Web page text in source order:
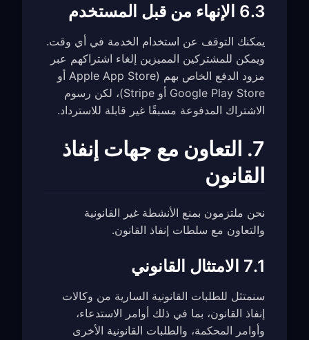
6.3 الإنهاء من قبل المستخدم
يمكنك التوقف عن استخدام الخدمة في أي وقت.
ويمكن للمشتركين المميزين إلغاء اشتراكهم عبر
مزود الدفع الخاص بهم (Apple App Store أو
Google Play Store أو Stripe)، لكن رسوم
الاشتراك المدفوعة مسبقًا غير قابلة للاسترداد.
7. التعاون مع جهات إنفاذ
القانون
نحن ملتزمون بمنع الأنشطة غير القانونية
والتعاون مع سلطات إنفاذ القانون.
7.1 الامتثال القانوني
سنمتثل للطلبات القانونية السارية من وكالات
إنفاذ القانون، بما في ذلك أوامر الاستدعاء،
وأوامر المحكمة، والطلبات القانونية الأخرى